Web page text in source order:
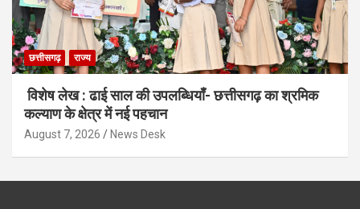
छत्तीसगढ़ राज्य
विशेष लेख : ढाई साल की उपलब्धियाँ- छत्तीसगढ़ का श्रमिक
कल्याण के क्षेत्र में नई पहचान
August 7, 2026 News Desk